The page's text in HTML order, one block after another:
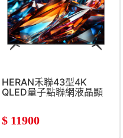
HERAN禾聯43型4K
QLED量子點聯網液晶顯
$ 11900